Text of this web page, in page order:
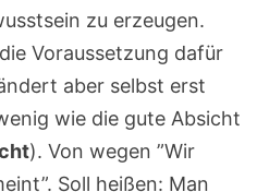
zu erzeugen.
Voraussetzung dafür
aber selbst erst
wie die gute Absicht
). Von wegen ”Wir
Soll heißen: Man